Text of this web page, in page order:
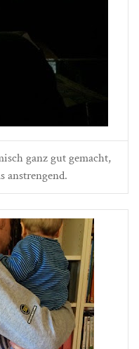
ganz gut gemacht,
anstrengend.